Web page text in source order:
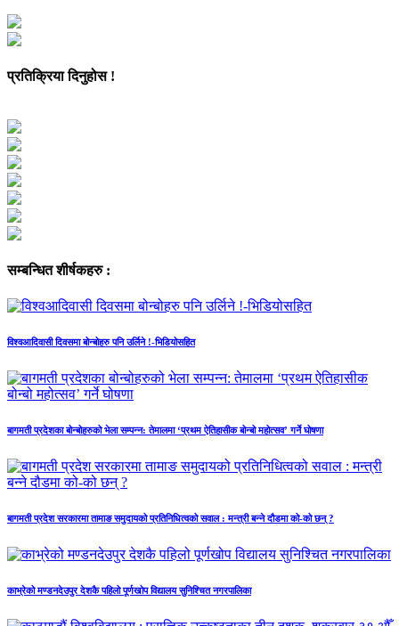
प्रतिक्रिया दिनुहोस !
सम्बन्धित शीर्षकहरु :
विश्वआदिवासी दिवसमा बोन्बोहरु पनि उर्लिने !-भिडियोसहित
बागमती प्रदेशका बोन्बोहरुको भेला सम्पन्न: तेमालमा ‘प्रथम ऐतिहासीक बोन्बो महोत्सव’ गर्ने घोषणा
बागमती प्रदेश सरकारमा तामाङ समुदायको प्रतिनिधित्वको सवाल : मन्त्री बन्ने दौडमा को‐को छन् ?
काभ्रेको मण्डनदेउपुर देशकै पहिलो पूर्णखोप विद्यालय सुनिश्चित नगरपालिका